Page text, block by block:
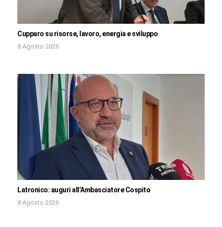
Cupparo su risorse, lavoro, energia e sviluppo
8 Agosto 2026
Latronico: auguri all’Ambasciatore Cospito
8 Agosto 2026